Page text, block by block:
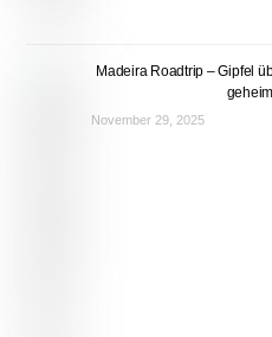
Madeira Roadtrip – Gipfel
November 29, 2025